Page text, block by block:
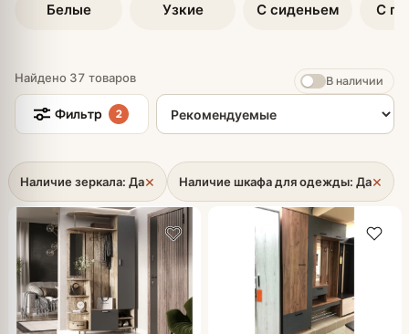
Белые Узкие С сиденьем С
Найдено 37 товаров В наличии
Фильтр 2
Сортировка товаров
Наличие зеркала: Да× Наличие шкафа для одежды: Да×